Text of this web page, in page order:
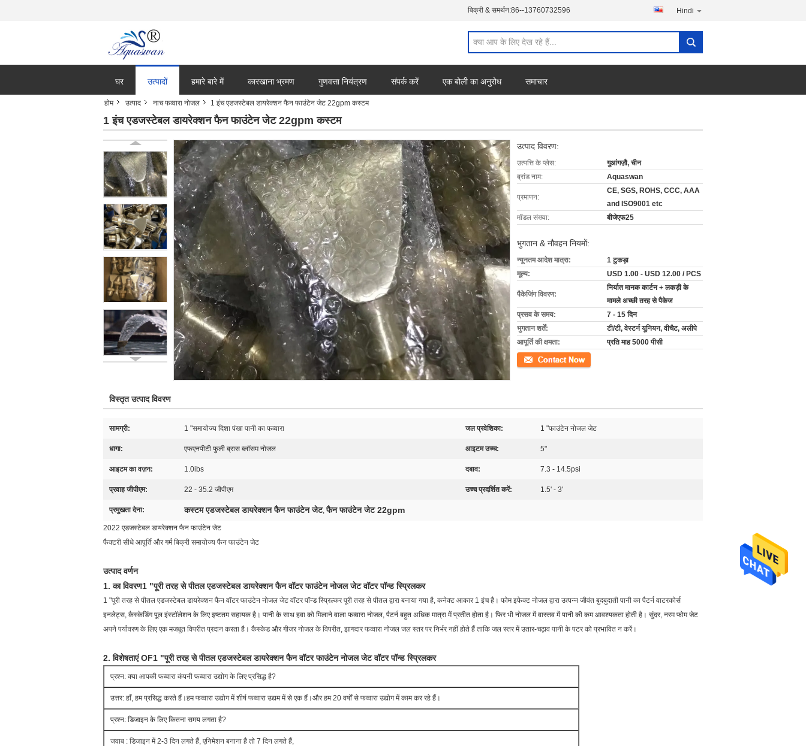
बिक्री & समर्थन:86--13760732596 Hindi
घर उत्पादों हमारे बारे में कारखाना भ्रमण गुणवत्ता नियंत्रण संपर्क करें एक बोली का अनुरोध समाचार
होम उत्पाद नाच फव्वारा नोजल 1 इंच एडजस्टेबल डायरेक्शन फैन फाउंटेन जेट 22gpm कस्टम
1 इंच एडजस्टेबल डायरेक्शन फैन फाउंटेन जेट 22gpm कस्टम
उत्पाद विवरण:
उत्पत्ति के प्लेस:
गुआंगज़ौ, चीन
ब्रांड नाम:
Aquaswan
प्रमाणन:
CE, SGS, ROHS, CCC, AAA
and ISO9001 etc
मॉडल संख्या:
बीजेएफ25
भुगतान & नौवहन नियमों:
न्यूनतम आदेश मात्रा:
1 टुकड़ा
मूल्य:
USD 1.00 - USD 12.00 / PCS
पैकेजिंग विवरण:
निर्यात मानक कार्टन + लकड़ी के
मामले अच्छी तरह से पैकेज
प्रसव के समय:
7 - 15 दिन
भुगतान शर्तें:
टी/टी, वेस्टर्न यूनियन, वीचैट, अलीपे
आपूर्ति की क्षमता:
प्रति माह 5000 पीसी
संपर्क करें
विस्तृत उत्पाद विवरण
सामग्री: 1 "समायोज्य दिशा पंखा पानी का फव्वारा जल प्रवेशिका: 1 "फाउंटेन नोजल जेट
धागा: एफएनपीटी फुली ब्रास ब्लॉसम नोजल आइटम उच्च: 5"
आइटम का वज़न: 1.0ibs दबाव: 7.3 - 14.5psi
प्रवाह जीपीएम: 22 - 35.2 जीपीएम उच्च प्रदर्शित करें: 1.5' - 3'
प्रमुखता देना: कस्टम एडजस्टेबल डायरेक्शन फैन फाउंटेन जेट,फैन फाउंटेन जेट 22gpm
2022 एडजस्टेबल डायरेक्शन फैन फाउंटेन जेट
फैक्टरी सीधे आपूर्ति और गर्म बिक्री समायोज्य फैन फाउंटेन जेट
उत्पाद वर्णन
1. का विवरण1 "पूरी तरह से पीतल एडजस्टेबल डायरेक्शन फैन वॉटर फाउंटेन नोजल जेट वॉटर पॉन्ड स्प्रिलकर
1 "पूरी तरह से पीतल एडजस्टेबल डायरेक्शन फैन वॉटर फाउंटेन नोजल जेट वॉटर पॉन्ड स्प्रिल्कर पूरी तरह से पीतल द्वारा बनाया गया है, कनेक्ट आकार 1 इंच है। फोम इफेक्ट नोजल द्वारा उत्पन्न जीवंत बुदबुदाती पानी का पैटर्न वाटरकोर्स
इनलेट्स, कैस्केडिंग पूल इंस्टॉलेशन के लिए इष्टतम सहायक है। पानी के साथ हवा को मिलाने वाला फव्वारा नोजल, पैटर्न बहुत अधिक मात्रा में प्रतीत होता है। फिर भी नोजल में वास्तव में पानी की कम आवश्यकता होती है। सुंदर, नरम फोम जेट
अपने पर्यावरण के लिए एक मजबूत विपरीत प्रदान करता है। कैस्केड और गीजर नोजल के विपरीत, झागदार फव्वारा नोजल जल स्तर पर निर्भर नहीं होते हैं ताकि जल स्तर में उतार-चढ़ाव पानी के पटर को प्रभावित न करें।
2. विशेषताएं OF1 "पूरी तरह से पीतल एडजस्टेबल डायरेक्शन फैन वॉटर फाउंटेन नोजल जेट वॉटर पॉन्ड स्प्रिलकर
प्रश्न: क्या आपकी फव्वारा कंपनी फव्वारा उद्योग के लिए प्रसिद्ध है?
उत्तर: हाँ, हम प्रसिद्ध करते हैं।हम फव्वारा उद्योग में शीर्ष फव्वारा उद्यम में से एक हैं।और हम 20 वर्षों से फव्वारा उद्योग में काम कर रहे हैं।
प्रश्न: डिजाइन के लिए कितना समय लगता है?
जवाब : डिजाइन में 2-3 दिन लगते हैं, एनिमेशन बनाना है तो 7 दिन लगते हैं,